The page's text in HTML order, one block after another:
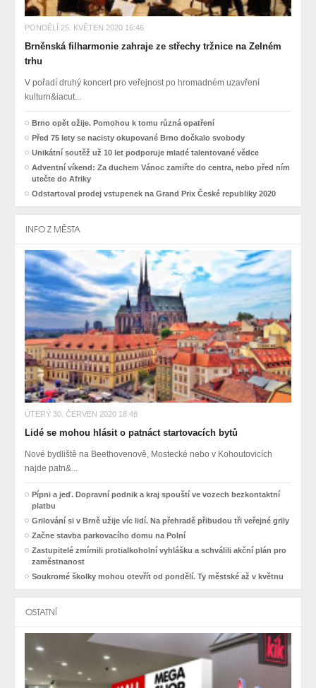
PONDĚLÍ 25. KVĚTEN 2020 16:46
Brněnská filharmonie zahraje ze střechy tržnice na Zelném
trhu
V pořadí druhý koncert pro veřejnost po hromadném uzavření
kulturn&iacut...
Brno opět ožije. Pomohou k tomu různá opatření
Před 75 lety se nacisty okupované Brno dočkalo svobody
Unikátní soutěž už 10 let podporuje mladé talentované vědce
Adventní víkend: Za duchem Vánoc zamiřte do centra, nebo před ním
utečte do Afriky
Odstartoval prodej vstupenek na Grand Prix České republiky 2020
INFO Z MĚSTA
ÚTERÝ 30. ČERVEN 2020 18:48
Lidé se mohou hlásit o patnáct startovacích bytů
Nové bydliště na Beethovenově, Mostecké nebo v Kohoutovicích
najde patn&...
Pípni a jeď. Dopravní podnik a kraj spouští ve vozech bezkontaktní
platbu
Grilování si v Brně užije víc lidí. Na přehradě přibudou tři veřejné grily
Začne stavba parkovacího domu na Polní
Zastupitelé zmírnili protialkoholní vyhlášku a schválili akční plán pro
zaměstnanost
Soukromé školky mohou otevřít od pondělí. Ty městské až v květnu
OSTATNÍ